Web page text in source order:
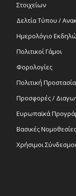
Στοιχείων
Δελτία Τύπου /
Ημερολόγιο
Πολιτικοί Γάμοι
Φορολογίες
Πολιτική
Προσφορές /
Ευρωπαϊκά
Βασικές Νομοθεσίες
Χρήσιμοι Σύνδεσμοι